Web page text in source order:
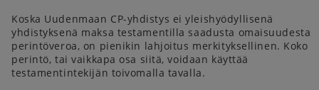
Koska Uudenmaan CP-yhdistys ei yleishyödyllisenä
yhdistyksenä maksa testamentilla saadusta omaisuudesta
perintöveroa, on pienikin lahjoitus merkityksellinen. Koko
perintö, tai vaikkapa osa siitä, voidaan käyttää
testamentintekijän toivomalla tavalla.